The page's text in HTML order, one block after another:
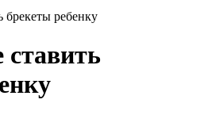
брекеты ребенку